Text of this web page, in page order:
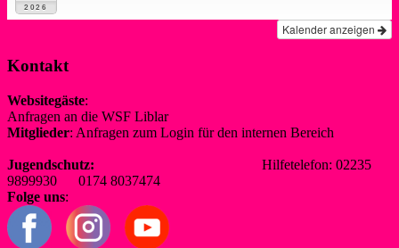
2026
Kalender anzeigen
Kontakt
Websitegäste:
Anfragen an die WSF Liblar
Mitglieder: Anfragen zum Login für den internen Bereich
Jugendschutz:
Hilfetelefon: 02235
9899930 0174 8037474
Folge uns: